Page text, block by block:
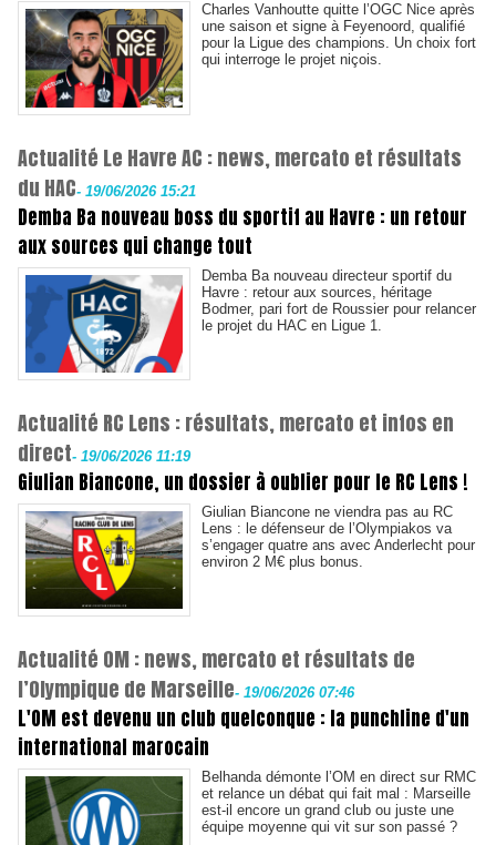
Charles Vanhoutte quitte l’OGC Nice après
une saison et signe à Feyenoord, qualifié
pour la Ligue des champions. Un choix fort
qui interroge le projet niçois.
Actualité Le Havre AC : news, mercato et résultats
du HAC- 19/06/2026 15:21
Demba Ba nouveau boss du sportif au Havre : un retour
aux sources qui change tout
Demba Ba nouveau directeur sportif du
Havre : retour aux sources, héritage
Bodmer, pari fort de Roussier pour relancer
le projet du HAC en Ligue 1.
Actualité RC Lens : résultats, mercato et infos en
direct- 19/06/2026 11:19
Giulian Biancone, un dossier à oublier pour le RC Lens !
Giulian Biancone ne viendra pas au RC
Lens : le défenseur de l’Olympiakos va
s’engager quatre ans avec Anderlecht pour
environ 2 M€ plus bonus.
Actualité OM : news, mercato et résultats de
l’Olympique de Marseille- 19/06/2026 07:46
L'OM est devenu un club quelconque : la punchline d'un
international marocain
Belhanda démonte l’OM en direct sur RMC
et relance un débat qui fait mal : Marseille
est-il encore un grand club ou juste une
équipe moyenne qui vit sur son passé ?